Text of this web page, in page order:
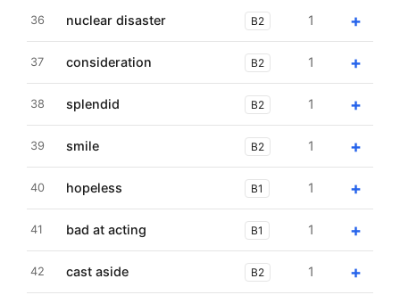
36 nuclear disaster B2 1 +
37 consideration B2 1 +
38 splendid B2 1 +
39 smile B2 1 +
40 hopeless B1 1 +
41 bad at acting B1 1 +
42 cast aside B2 1 +